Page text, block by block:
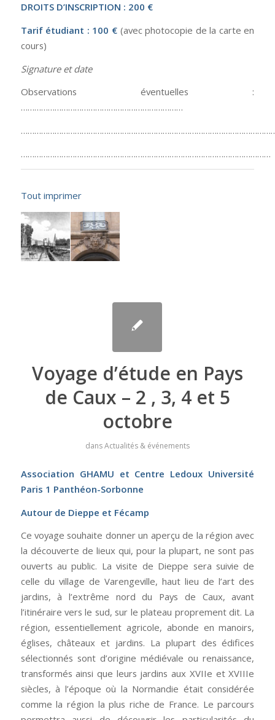
DROITS D’INSCRIPTION : 200 €
Tarif étudiant : 100 €(avec photocopie de la carte en
cours)
Signature et date
Observations éventuelles :
………………………………………………………………
…………………………………………………………………………………………………
Tout imprimer
Voyage d’étude en Pays
de Caux – 2 , 3, 4 et 5
octobre
dansActualités & événements
Association GHAMU et Centre Ledoux Université
Paris 1 Panthéon-Sorbonne
Autour de Dieppe et Fécamp
Ce voyage souhaite donner un aperçu de la région avec
la découverte de lieux qui, pour la plupart, ne sont pas
ouverts au public. La visite de Dieppe sera suivie de
celle du village de Varengeville, haut lieu de l’art des
jardins, à l’extrême nord du Pays de Caux, avant
l’itinéraire vers le sud, sur le plateau proprement dit. La
région, essentiellement agricole, abonde en manoirs,
églises, châteaux et jardins. La plupart des édifices
sélectionnés sont d’origine médiévale ou renaissance,
transformés ainsi que leurs jardins aux XVIIe et XVIIIe
siècles, à l’époque où la Normandie était considérée
comme la région la plus riche de France. Le parcours